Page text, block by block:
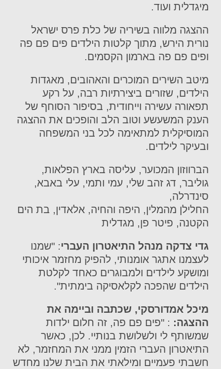
מיגדלית ועוד.
ההצגה מלווה בשיריה של כלת פרס ישראל
נורית הירש, מתוך קלטות הילדים פים פם פה
ופים פם פה בארמון הקסמים.
מיטב השירים המוכרים והאהובים, מאגדות
הילדים, שזורים ביצירתיות רבה, על רקע
תפאורה עשירה וייחודית, בסיפור הסוחף של
הענק המשעשע וטוב הלב והופכים את ההצגה
המוסיקלית למתאימה לכל בני המשפחה
ובעיקר לילדים.
הברווזון המכוער, עליסה בארץ הפלאות,
גוליבר, דג זהב שלי, עמי ותמי, עלי באבא,
סינדרלה,
החלילן מהמלין, היפה והחיה, אלאדין, בת הים
הקטנה, פיטר פן, מגדלית
גדי צדקה מנהל התיאטרון העברי: "שמנו
לעצמנו אתגר אומנותי, להפיק מחזמר איכותי
ומושקע לילדים ולמבוגרים כאחד לקלטת
הילדים שהפכה לקלאסיקה בימתית".
מיכל אמדורסקי, שכתבה וביימה את
ההצגה: : "פים פם פה, זה חלום ילדות
שמשותף לי ולשלושת בנותיי. לכן, כאשר
התיאטרון העברי הזמין ממני את המחזמר, לא
חשבתי פעמיים ומילאתי את הבית שלנו מחדש